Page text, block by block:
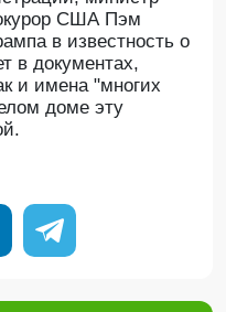
США Пэм
в известность о
в документах,
и имена "многих
доме эту